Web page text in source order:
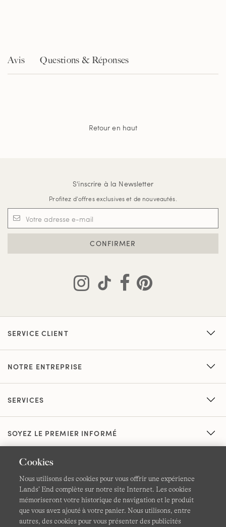
Avis Questions & Réponses
Retour en haut
S'inscrire à la Newsletter
Profitez d'offres exclusives et de nouveautés.
CONFIRMER
SERVICE CLIENT
NOTRE ENTREPRISE
SERVICES
SOYEZ LE PREMIER INFORMÉ
CGV Confidentialité et sécurité
Cookies
Nous utilisons des cookies pour vous offrir une expérience
Lands’ End complète sur notre site Internet. Les cookies
mémoriseront votre historique de navigation et le produit
que vous avez ajouté à votre panier. Nous utilisons, entre
autres, des cookies pour vous présenter des publicités